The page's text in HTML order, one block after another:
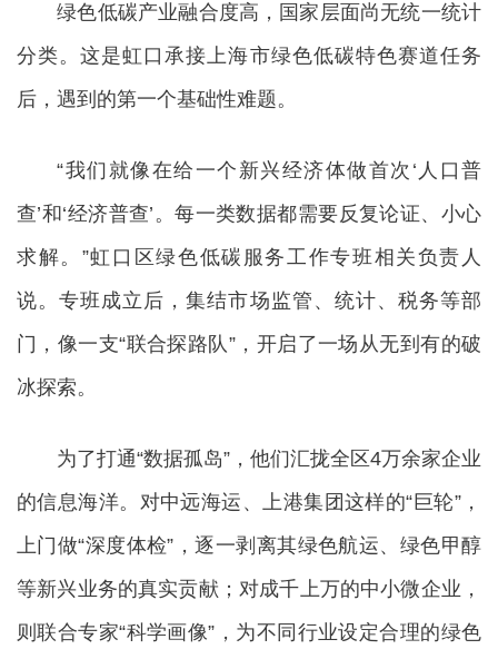
绿色低碳产业融合度高，国家层面尚无统一统计
分类。这是虹口承接上海市绿色低碳特色赛道任务
后，遇到的第一个基础性难题。
“我们就像在给一个新兴经济体做首次‘人口普
查’和‘经济普查’。每一类数据都需要反复论证、小心
求解。”虹口区绿色低碳服务工作专班相关负责人
说。专班成立后，集结市场监管、统计、税务等部
门，像一支“联合探路队”，开启了一场从无到有的破
冰探索。
为了打通“数据孤岛”，他们汇拢全区4万余家企业
的信息海洋。对中远海运、上港集团这样的“巨轮”，
上门做“深度体检”，逐一剥离其绿色航运、绿色甲醇
等新兴业务的真实贡献；对成千上万的中小微企业，
则联合专家“科学画像”，为不同行业设定合理的绿色